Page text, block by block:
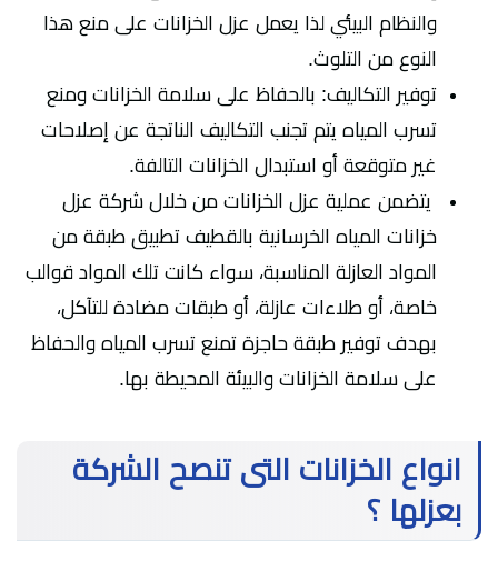
والنظام البيئي لذا يعمل عزل الخزانات على منع هذا
النوع من التلوث.
توفير التكاليف: بالحفاظ على سلامة الخزانات ومنع
تسرب المياه يتم تجنب التكاليف الناتجة عن إصلاحات
غير متوقعة أو استبدال الخزانات التالفة.
يتضمن عملية عزل الخزانات من خلال شركة عزل
خزانات المياه الخرسانية بالقطيف تطبيق طبقة من
المواد العازلة المناسبة، سواء كانت تلك المواد قوالب
خاصة، أو طلاءات عازلة، أو طبقات مضادة للتآكل،
بهدف توفير طبقة حاجزة تمنع تسرب المياه والحفاظ
على سلامة الخزانات والبيئة المحيطة بها.
انواع الخزانات التى تنصح الشركة
بعزلها ؟